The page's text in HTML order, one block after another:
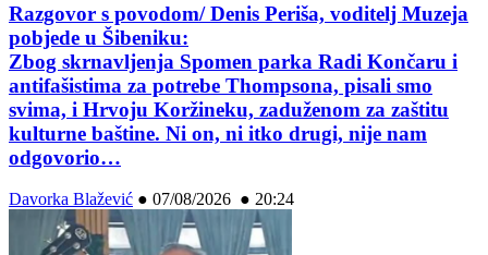
Razgovor s povodom/ Denis Periša, voditelj Muzeja
pobjede u Šibeniku:
Zbog skrnavljenja Spomen parka Radi Končaru i
antifašistima za potrebe Thompsona, pisali smo
svima, i Hrvoju Koržineku, zaduženom za zaštitu
kulturne baštine. Ni on, ni itko drugi, nije nam
odgovorio…
Davorka Blažević ● 07/08/2026 ● 20:24